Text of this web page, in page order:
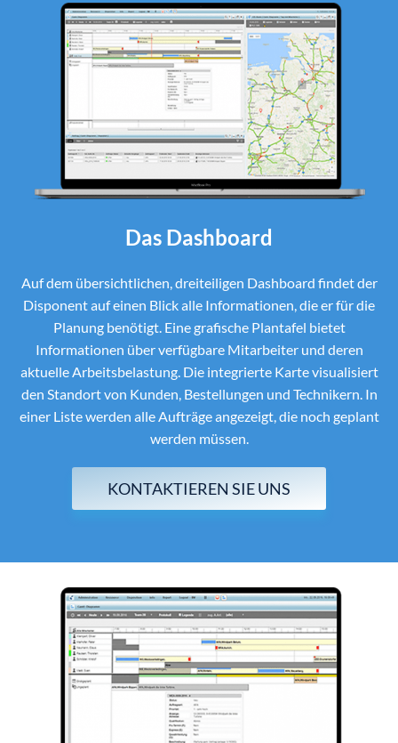
Das Dashboard
Auf dem übersichtlichen, dreiteiligen Dashboard findet der
Disponent auf einen Blick alle Informationen, die er für die
Planung benötigt. Eine grafische Plantafel bietet
Informationen über verfügbare Mitarbeiter und deren
aktuelle Arbeitsbelastung. Die integrierte Karte visualisiert
den Standort von Kunden, Bestellungen und Technikern. In
einer Liste werden alle Aufträge angezeigt, die noch geplant
werden müssen.
KONTAKTIEREN SIE UNS